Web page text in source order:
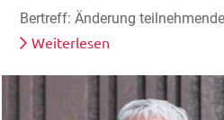
Bertreff: Änderung
Weiterlesen